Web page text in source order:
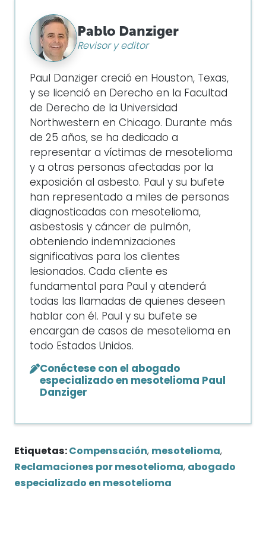
Pablo Danziger
Revisor y editor
Paul Danziger creció en Houston, Texas,
y se licenció en Derecho en la Facultad
de Derecho de la Universidad
Northwestern en Chicago. Durante más
de 25 años, se ha dedicado a
representar a víctimas de mesotelioma
y a otras personas afectadas por la
exposición al asbesto. Paul y su bufete
han representado a miles de personas
diagnosticadas con mesotelioma,
asbestosis y cáncer de pulmón,
obteniendo indemnizaciones
significativas para los clientes
lesionados. Cada cliente es
fundamental para Paul y atenderá
todas las llamadas de quienes deseen
hablar con él. Paul y su bufete se
encargan de casos de mesotelioma en
todo Estados Unidos.
Conéctese con el abogado
especializado en mesotelioma Paul
Danziger
Etiquetas: Compensación, mesotelioma,
Reclamaciones por mesotelioma, abogado
especializado en mesotelioma